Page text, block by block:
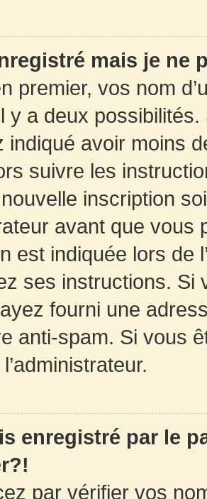
mais je ne
premier, vos nom
y a deux
indiqué avoir moins
suivre les
inscription
avant que
est indiquée lors de
ses instructions. Si
fourni une
anti-spam. Si vous
enregistré par le
par vérifier vos